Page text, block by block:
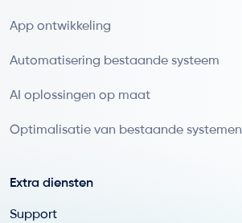
App ontwikkeling
Automatisering bestaande systeem
AI oplossingen op maat
Optimalisatie van bestaande systemen
Extra diensten
Support